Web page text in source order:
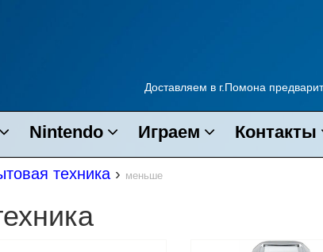
Доставляем в г.Помона
Nintendo Играем Контакты
техника › меньше